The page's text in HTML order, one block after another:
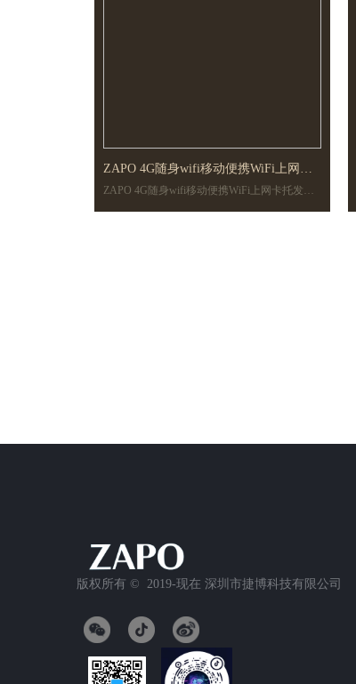
ZAPO 4G随身wifi移动便携WiFi上网卡
托发射器B1/B3频段Telkomsel
ZAPO 4G随身wifi移动便携WiFi上网卡托发射
版权所有 ©  2019-现在 深圳市捷博科技有限公司